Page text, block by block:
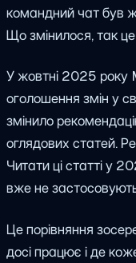
командний чат був
Що змінилося, так
У жовтні 2025 року
оголошення змін у
змінило
оглядових статей.
Читати ці статті у
вже не
Це порівняння
досі працює і де